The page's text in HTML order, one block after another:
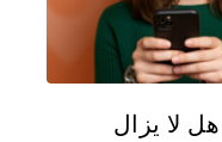
لا يزال